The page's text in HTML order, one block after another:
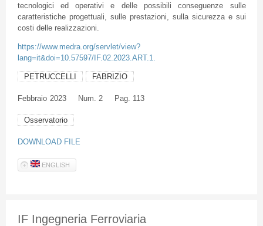
tecnologici ed operativi e delle possibili conseguenze sulle
caratteristiche progettuali, sulle prestazioni, sulla sicurezza e sui
costi delle realizzazioni.
https://www.medra.org/servlet/view?
lang=it&doi=10.57597/IF.02.2023.ART.1.
PETRUCCELLI FABRIZIO
Febbraio 2023 Num. 2 Pag. 113
Osservatorio
DOWNLOAD FILE
ENGLISH
IF Ingegneria Ferroviaria